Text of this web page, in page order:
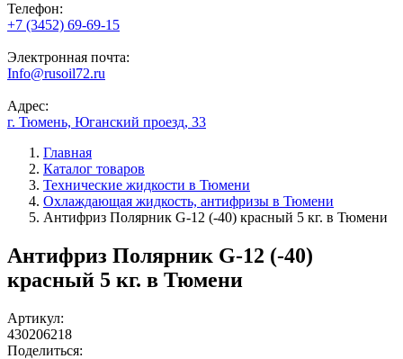
Телефон:
+7 (3452) 69-69-15
Электронная почта:
Info@rusoil72.ru
Адрес:
г. Тюмень, Юганский проезд, 33
Главная
Каталог товаров
Технические жидкости в Тюмени
Охлаждающая жидкость, антифризы в Тюмени
Антифриз Полярник G-12 (-40) красный 5 кг. в Тюмени
Антифриз Полярник G-12 (-40)
красный 5 кг. в Тюмени
Артикул:
430206218
Поделиться: